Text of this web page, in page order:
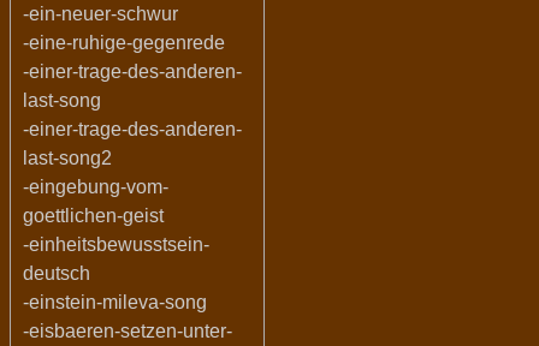
-ein-neuer-schwur
-eine-ruhige-gegenrede
-einer-trage-des-anderen-
last-song
-einer-trage-des-anderen-
last-song2
-eingebung-vom-
goettlichen-geist
-einheitsbewusstsein-
deutsch
-einstein-mileva-song
-eisbaeren-setzen-unter-